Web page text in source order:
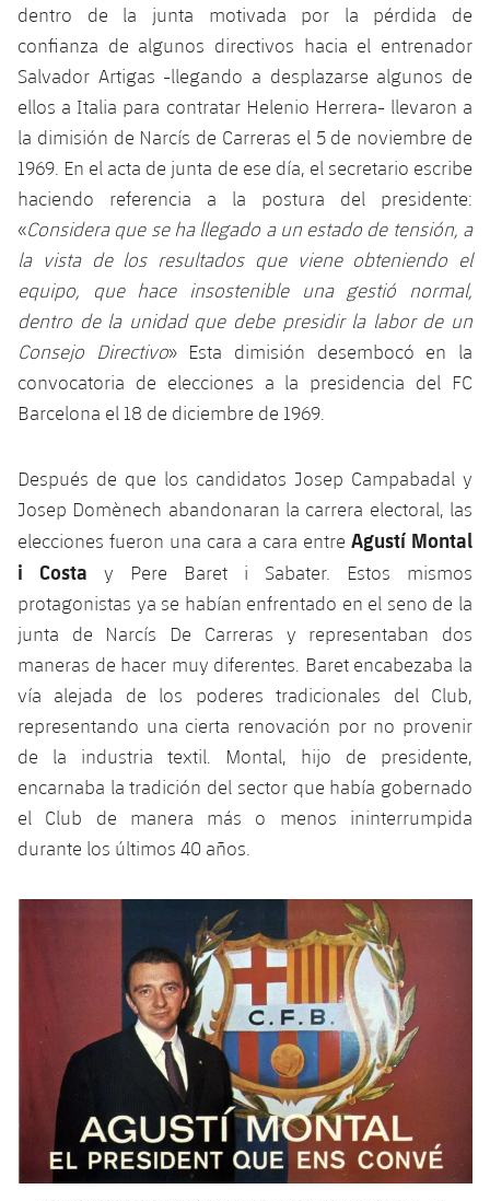
dentro de la junta motivada por la pérdida de
confianza de algunos directivos hacia el entrenador
Salvador Artigas -llegando a desplazarse algunos de
ellos a Italia para contratar Helenio Herrera- llevaron a
la dimisión de Narcís de Carreras el 5 de noviembre de
1969. En el acta de junta de ese día, el secretario escribe
haciendo referencia a la postura del presidente:
«Considera que se ha llegado a un estado de tensión, a
la vista de los resultados que viene obteniendo el
equipo, que hace insostenible una gestió normal,
dentro de la unidad que debe presidir la labor de un
Consejo Directivo» Esta dimisión desembocó en la
convocatoria de elecciones a la presidencia del FC
Barcelona el 18 de diciembre de 1969.
Después de que los candidatos Josep Campabadal y
Josep Domènech abandonaran la carrera electoral, las
elecciones fueron una cara a cara entre Agustí Montal
i Costa y Pere Baret i Sabater. Estos mismos
protagonistas ya se habían enfrentado en el seno de la
junta de Narcís De Carreras y representaban dos
maneras de hacer muy diferentes. Baret encabezaba la
vía alejada de los poderes tradicionales del Club,
representando una cierta renovación por no provenir
de la industria textil. Montal, hijo de presidente,
encarnaba la tradición del sector que había gobernado
el Club de manera más o menos ininterrumpida
durante los últimos 40 años.